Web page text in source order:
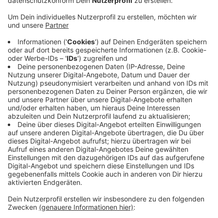
haben sieben Objekte in mehreren Städten
durchsucht und Unterlagen sichergestellt - neben
und Hagen. Der 29-jährige Wuppertaler betreibt
mehrere Firmen, die einen einfachen Autoverkauf
versprechen, bei denen die Verkäufer aber
eingeschüchtert und bedroht worden sein sollen,
damit sie sich mit weniger Geld zufrieden geben.
Der Fall sorgte vor eineinhalb Jahren für
bundesweites Aufsehen, als ein Sat1-Kamerateam
nach Dreharbeiten bei einem Autohändler an der
Lante auf Hatzfeld überfallen wurde.
Veröffentlicht: Mittwoch, 11.03.2020 06:15
Anzeige